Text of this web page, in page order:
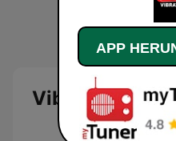
Vibration 108
APP